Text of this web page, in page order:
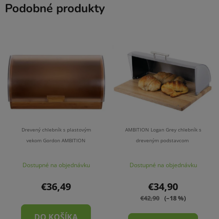
Podobné produkty
Drevený chlebník s plastovým
vekom Gordon AMBITION
Dostupné na objednávku
€36,49
AMBITION Logan Grey chlebník s
dreveným podstavcom
Dostupné na objednávku
€34,90
€42,90 (–18 %)